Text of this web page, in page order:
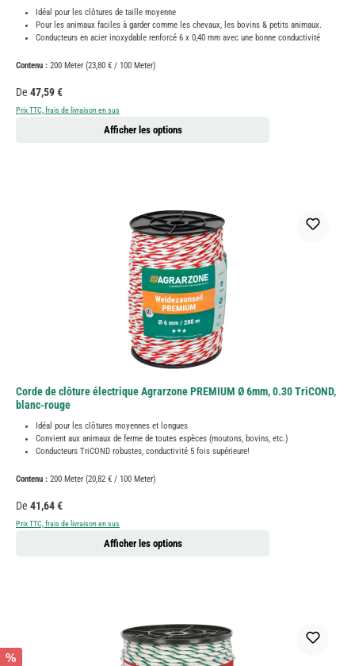
Idéal pour les clôtures de taille moyenne
Pour les animaux faciles à garder comme les chevaux, les bovins & petits animaux.
Conducteurs en acier inoxydable renforcé 6 x 0,40 mm avec une bonne conductivité
Contenu : 200 Meter (23,80 € / 100 Meter)
Prix régulier :
De 47,59 €
Prix TTC, frais de livraison en sus
Afficher les options
Corde de clôture électrique Agrarzone PREMIUM Ø 6mm, 0.30 TriCOND,
blanc-rouge
Idéal pour les clôtures moyennes et longues
Convient aux animaux de ferme de toutes espèces (moutons, bovins, etc.)
Conducteurs TriCOND robustes, conductivité 5 fois supérieure!
Contenu : 200 Meter (20,82 € / 100 Meter)
Prix régulier :
De 41,64 €
Prix TTC, frais de livraison en sus
Afficher les options
%